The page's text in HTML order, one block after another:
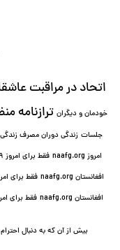
اتحاد در مراقبت
خودمان و دیگران ترازنامه منظم و
جلسات زندگی دوران مصرف
امروز naafg.org
افغانستان naafg.org
افغانستان naafg.org
فقط برای امروز
بیش از آن که به دنبال